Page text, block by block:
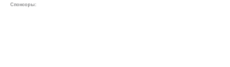
Спонсоры: